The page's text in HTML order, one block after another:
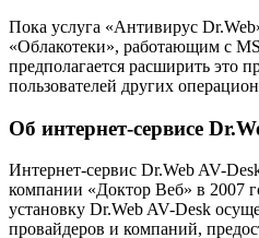
Пока услуга «Антивирус
«Облакотеки», работающим с
предполагается расширить это
пользователей других
Об интернет-сервисе
Интернет-сервис Dr.Web AV-
компании «Доктор Веб» в 2007
установку Dr.Web AV-Desk
провайдеров и компаний,